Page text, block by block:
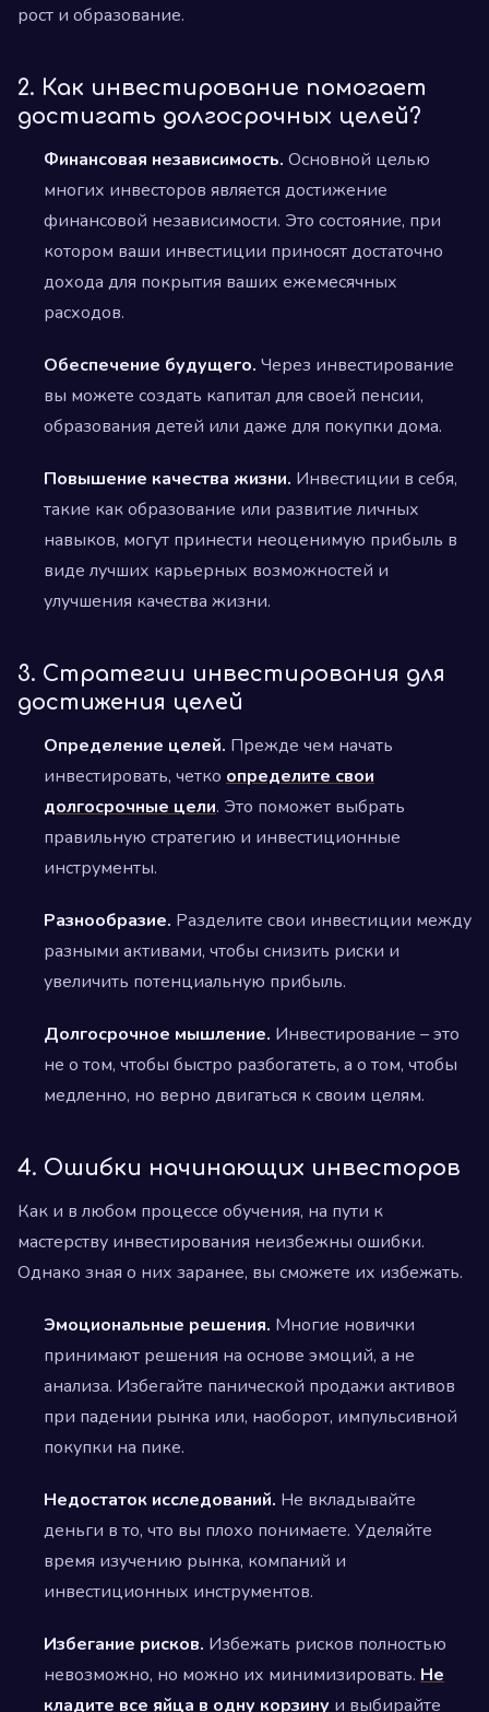
рост и образование.
2. Как инвестирование помогает
достигать долгосрочных целей?
Финансовая независимость. Основной целью
многих инвесторов является достижение
финансовой независимости. Это состояние, при
котором ваши инвестиции приносят достаточно
дохода для покрытия ваших ежемесячных
расходов.
Обеспечение будущего. Через инвестирование
вы можете создать капитал для своей пенсии,
образования детей или даже для покупки дома.
Повышение качества жизни. Инвестиции в себя,
такие как образование или развитие личных
навыков, могут принести неоценимую прибыль в
виде лучших карьерных возможностей и
улучшения качества жизни.
3. Стратегии инвестирования для
достижения целей
Определение целей. Прежде чем начать
инвестировать, четко определите свои
долгосрочные цели. Это поможет выбрать
правильную стратегию и инвестиционные
инструменты.
Разнообразие. Разделите свои инвестиции между
разными активами, чтобы снизить риски и
увеличить потенциальную прибыль.
Долгосрочное мышление. Инвестирование – это
не о том, чтобы быстро разбогатеть, а о том, чтобы
медленно, но верно двигаться к своим целям.
4. Ошибки начинающих инвесторов
Как и в любом процессе обучения, на пути к
мастерству инвестирования неизбежны ошибки.
Однако зная о них заранее, вы сможете их избежать.
Эмоциональные решения. Многие новички
принимают решения на основе эмоций, а не
анализа. Избегайте панической продажи активов
при падении рынка или, наоборот, импульсивной
покупки на пике.
Недостаток исследований. Не вкладывайте
деньги в то, что вы плохо понимаете. Уделяйте
время изучению рынка, компаний и
инвестиционных инструментов.
Избегание рисков. Избежать рисков полностью
невозможно, но можно их минимизировать. Не
кладите все яйца в одну корзину и выбирайте